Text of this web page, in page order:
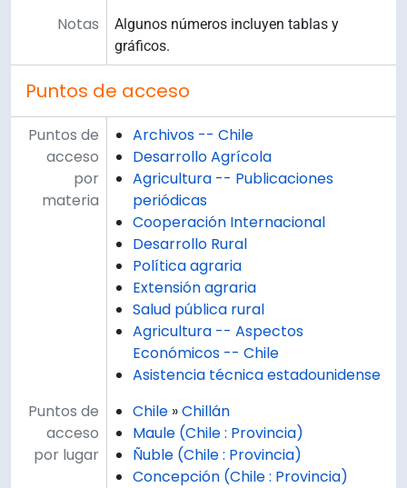
Notas
Algunos números incluyen tablas y
gráficos.
Puntos de acceso
Puntos de
acceso
por
materia
Archivos -- Chile
Desarrollo Agrícola
Agricultura -- Publicaciones
periódicas
Cooperación Internacional
Desarrollo Rural
Política agraria
Extensión agraria
Salud pública rural
Agricultura -- Aspectos
Económicos -- Chile
Asistencia técnica estadounidense
Puntos de
acceso
por lugar
Chile »Chillán
Maule (Chile : Provincia)
Ñuble (Chile : Provincia)
Concepción (Chile : Provincia)